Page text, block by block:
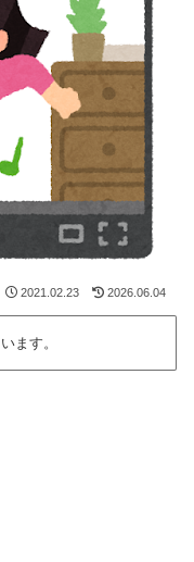
2021.02.23 2026.06.04
ます。